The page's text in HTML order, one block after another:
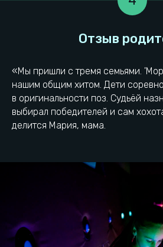
«Мы пришли с тремя семьями.
нашим общим хитом. Дети
в оригинальности поз. Судьёй
выбирал победителей и сам
делится Мария, мама.
Пиксель Квест
в самом сердце
Городская
Нижний Новгород,
Mаксимa Гоpькoгo 260